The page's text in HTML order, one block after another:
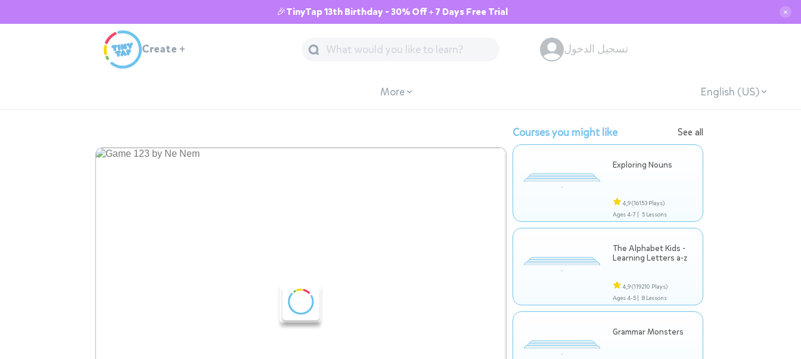
🎉TinyTap 13th Birthday - 30% Off + 7 Days Free Trial ✕
Create + تسجيل الدخول
More English (US)
Courses you might like See all
Exploring Nouns
4,9(16153 Plays)
Ages 4-7 | 5 Lessons
The Alphabet Kids -
Learning Letters a-z
4,9(119210 Plays)
Ages 4-5 | 8 Lessons
Grammar Monsters